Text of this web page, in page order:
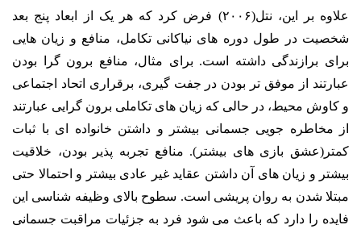
علاوه بر این، نتل(۲۰۰۶) فرض کرد که هر یک از ابعاد پنج بعد
شخصیت در طول دوره های نیاکانی تکامل، منافع و زیان هایی
برای برازندگی داشته است. برای مثال، منافع برون گرا بودن
عبارتند از موفق تر بودن در جفت گیری، برقراری اتحاد اجتماعی
و کاوش محیط، در حالی که زیان های تکاملی برون گرایی عبارتند
از مخاطره جویی جسمانی بیشتر و داشتن خانواده ای با ثبات
کمتر(عشق بازی های بیشتر). منافع تجربه پذیر بودن، خلاقیت
بیشتر و زیان های آن داشتن عقاید غیر عادی بیشتر و احتمالا حتی
مبتلا شدن به روان پریشی است. سطوح بالای وظیفه شناسی این
فایده را دارد که باعث می شود فرد به جزئیات مراقبت جسمانی